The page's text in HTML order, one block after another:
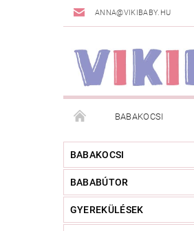
ANNA@VIKIBABY.HU
BABAKOCSI
DOGSPACE
TÖRZSVÁSÁRLÓI PROGRAM
BABAKOCSI
BABABÚTOR
GYEREKÜLÉSEK